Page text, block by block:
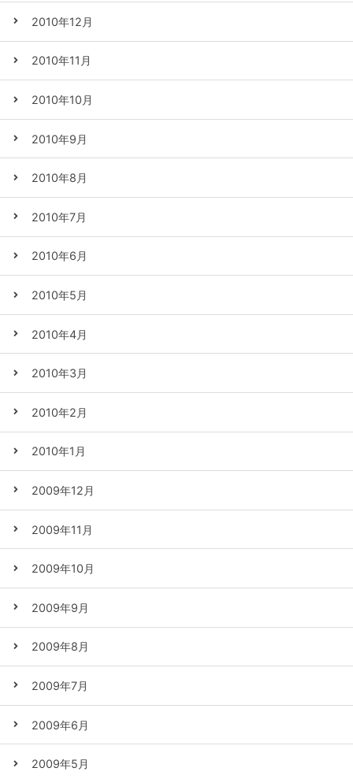
2010年12月
2010年11月
2010年10月
2010年9月
2010年8月
2010年7月
2010年6月
2010年5月
2010年4月
2010年3月
2010年2月
2010年1月
2009年12月
2009年11月
2009年10月
2009年9月
2009年8月
2009年7月
2009年6月
2009年5月